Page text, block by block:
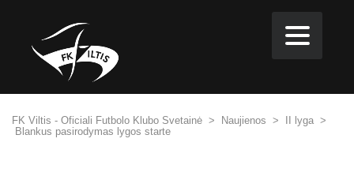
FK Viltis - Oficiali Futbolo Klubo Svetainė > Naujienos > II lyga >
Blankus pasirodymas lygos starte